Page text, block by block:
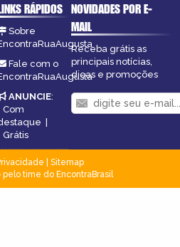
RÁPIDOS
Sobre
Fale com o
ANUNCIE:
Com
|
Grátis
NOVIDADES POR E-
MAIL
Receba grátis as
principais notícias,
dicas e promoções
Sitemap
time do EncontraBrasil